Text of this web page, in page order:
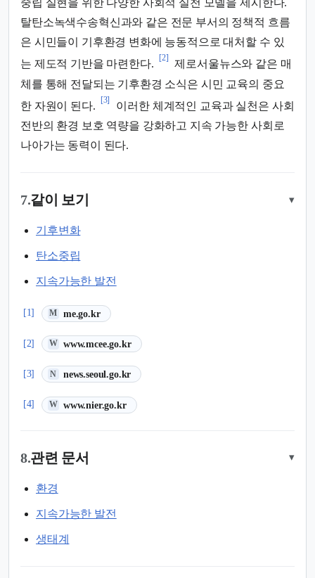
중립 실현을 위한 다양한 사회적 실천 모델을 제시한다.
탈탄소녹색수송혁신과와 같은 전문 부서의 정책적 흐름
은 시민들이 기후환경 변화에 능동적으로 대처할 수 있
는 제도적 기반을 마련한다.
[2]
제로서울뉴스와 같은 매
체를 통해 전달되는 기후환경 소식은 시민 교육의 중요
한 자원이 된다.
[3]
이러한 체계적인 교육과 실천은 사회
전반의 환경 보호 역량을 강화하고 지속 가능한 사회로
나아가는 동력이 된다.
7.같이 보기 ▾
기후변화
탄소중립
지속가능한 발전
[1] M me.go.kr
(새 탭에서 열림)
[2] W www.mcee.go.kr
(새 탭에서 열림)
[3] N news.seoul.go.kr
(새 탭에서 열림)
[4] W www.nier.go.kr
(새 탭에서 열림)
8.관련 문서 ▾
환경
지속가능한 발전
생태계